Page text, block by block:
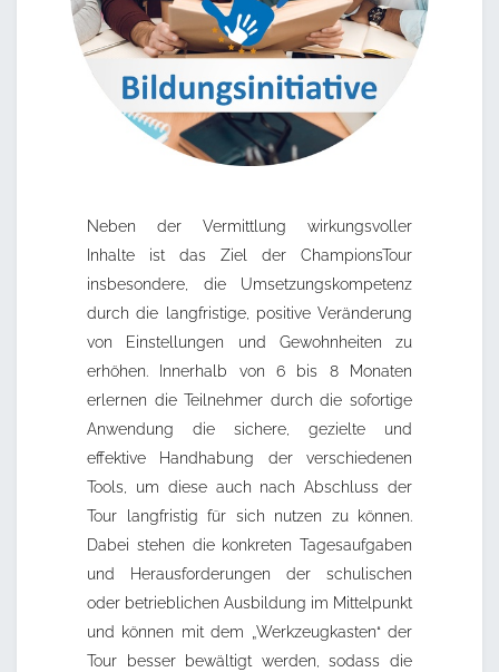
Neben der Vermittlung wirkungsvoller
Inhalte ist das Ziel der ChampionsTour
insbesondere, die Umsetzungskompetenz
durch die langfristige, positive Veränderung
von Einstellungen und Gewohnheiten zu
erhöhen. Innerhalb von 6 bis 8 Monaten
erlernen die Teilnehmer durch die sofortige
Anwendung die sichere, gezielte und
effektive Handhabung der verschiedenen
Tools, um diese auch nach Abschluss der
Tour langfristig für sich nutzen zu können.
Dabei stehen die konkreten Tagesaufgaben
und Herausforderungen der schulischen
oder betrieblichen Ausbildung im Mittelpunkt
und können mit dem „Werkzeugkasten“ der
Tour besser bewältigt werden, sodass die